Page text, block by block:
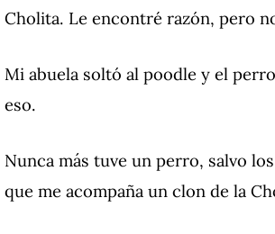
Cholita. Le encontré razón, pero
Mi abuela soltó al poodle y el
eso.
Nunca más tuve un perro, salvo
que me acompaña un clon de la